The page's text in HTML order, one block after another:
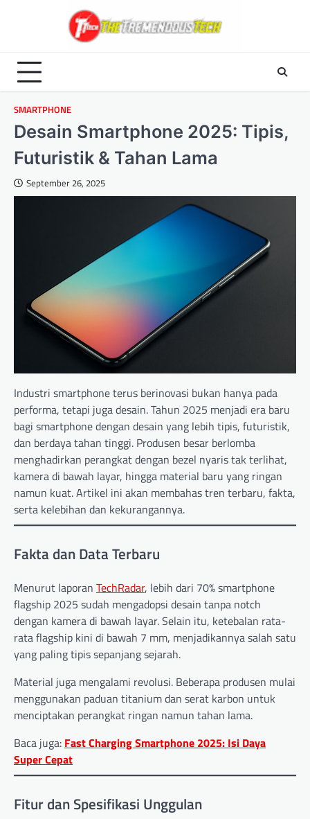
SMARTPHONE
Desain Smartphone 2025: Tipis,
Futuristik & Tahan Lama
September 26, 2025
Industri smartphone terus berinovasi bukan hanya pada
performa, tetapi juga desain. Tahun 2025 menjadi era baru
bagi smartphone dengan desain yang lebih tipis, futuristik,
dan berdaya tahan tinggi. Produsen besar berlomba
menghadirkan perangkat dengan bezel nyaris tak terlihat,
kamera di bawah layar, hingga material baru yang ringan
namun kuat. Artikel ini akan membahas tren terbaru, fakta,
serta kelebihan dan kekurangannya.
Fakta dan Data Terbaru
Menurut laporan TechRadar, lebih dari 70% smartphone
flagship 2025 sudah mengadopsi desain tanpa notch
dengan kamera di bawah layar. Selain itu, ketebalan rata-
rata flagship kini di bawah 7 mm, menjadikannya salah satu
yang paling tipis sepanjang sejarah.
Material juga mengalami revolusi. Beberapa produsen mulai
menggunakan paduan titanium dan serat karbon untuk
menciptakan perangkat ringan namun tahan lama.
Baca juga: Fast Charging Smartphone 2025: Isi Daya
Super Cepat
Fitur dan Spesifikasi Unggulan